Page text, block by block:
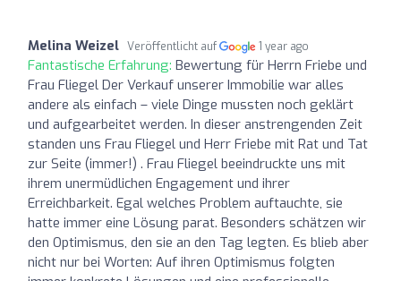
Melina Weizel Veröffentlicht auf 1 year ago
Fantastische Erfahrung: Bewertung für Herrn Friebe und
Frau Fliegel Der Verkauf unserer Immobilie war alles
andere als einfach – viele Dinge mussten noch geklärt
und aufgearbeitet werden. In dieser anstrengenden Zeit
standen uns Frau Fliegel und Herr Friebe mit Rat und Tat
zur Seite (immer!) . Frau Fliegel beeindruckte uns mit
ihrem unermüdlichen Engagement und ihrer
Erreichbarkeit. Egal welches Problem auftauchte, sie
hatte immer eine Lösung parat. Besonders schätzen wir
den Optimismus, den sie an den Tag legten. Es blieb aber
nicht nur bei Worten: Auf ihren Optimismus folgten